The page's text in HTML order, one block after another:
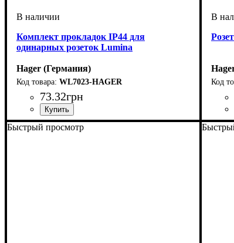
Комплект прокладок IP44 для
одинарных розеток Lumina
Hager (Германия)
WL7023-HAGER
73.32грн
Серия: Lumina Тип
Цвет
Быстрый просмотр